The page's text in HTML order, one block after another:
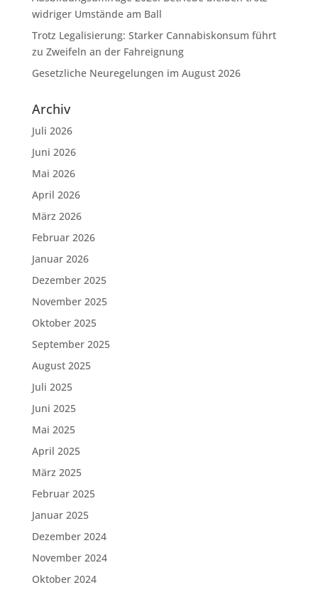
widriger Umstände am Ball
Trotz Legalisierung: Starker Cannabiskonsum führt
zu Zweifeln an der Fahreignung
Gesetzliche Neuregelungen im August 2026
Archiv
Juli 2026
Juni 2026
Mai 2026
April 2026
März 2026
Februar 2026
Januar 2026
Dezember 2025
November 2025
Oktober 2025
September 2025
August 2025
Juli 2025
Juni 2025
Mai 2025
April 2025
März 2025
Februar 2025
Januar 2025
Dezember 2024
November 2024
Oktober 2024